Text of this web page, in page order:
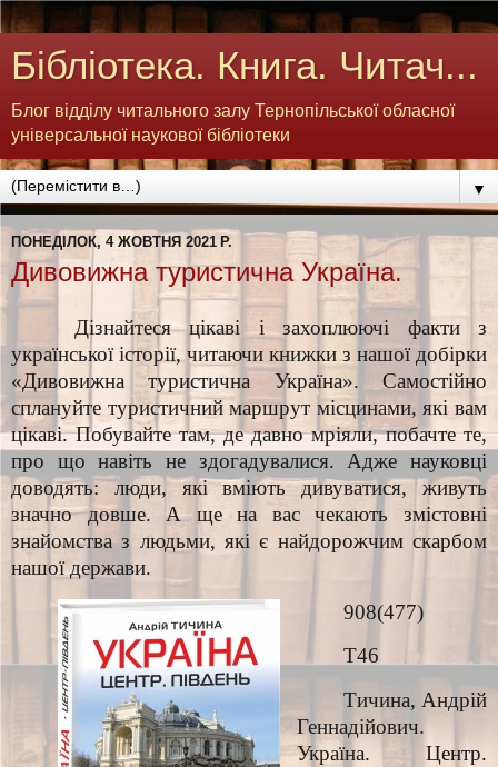
Бібліотека. Книга. Читач...
Блог відділу читального залу Тернопільської обласної
універсальної наукової бібліотеки
▼
ПОНЕДІЛОК, 4 ЖОВТНЯ 2021 Р.
Дивовижна туристична Україна.
Дізнайтеся цікаві і захоплюючі факти з
української історії, читаючи книжки з нашої добірки
«Дивовижна туристична Україна». Самостійно
сплануйте туристичний маршрут місцинами, які вам
цікаві. Побувайте там, де давно мріяли, побачте те,
про що навіть не здогадувалися. Адже науковці
доводять: люди, які вміють дивуватися, живуть
значно довше. А ще на вас чекають змістовні
знайомства з людьми, які є найдорожчим скарбом
нашої держави.
908(477)
Т46
Тичина, Андрій
Геннадійович.
Україна. Центр.